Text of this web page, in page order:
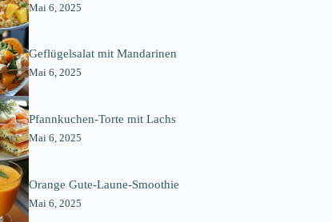
Mai 6, 2025
Geflügelsalat mit Mandarinen
Mai 6, 2025
Pfannkuchen-Torte mit Lachs
Mai 6, 2025
Orange Gute-Laune-Smoothie
Mai 6, 2025